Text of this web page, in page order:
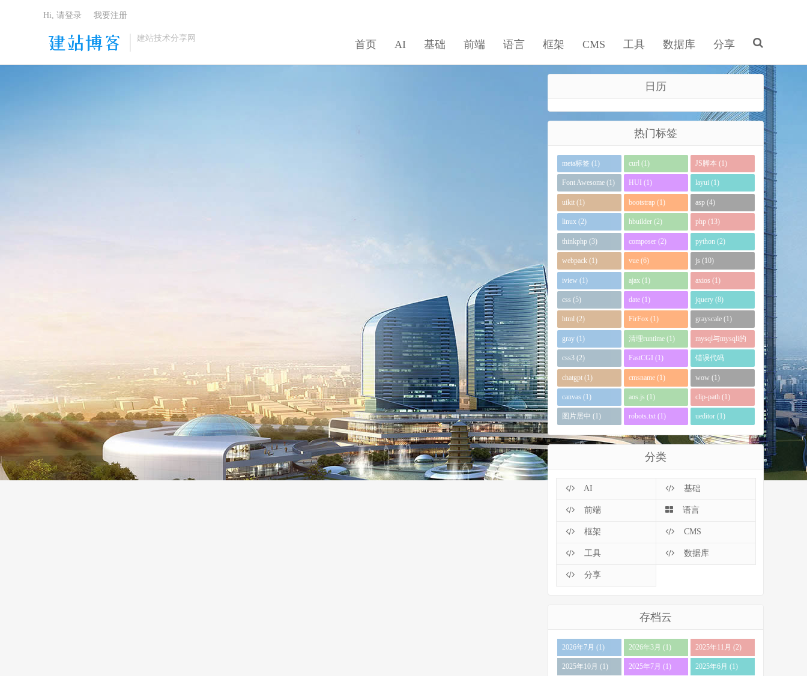
建站技术分享网
首页 AI 基础 前端 语言 框架 CMS 工具 数据库 分享
Hi, 请登录 我要注册
日历
热门标签
meta标签 (1) curl (1) JS脚本 (1)
Font Awesome (1) HUI (1) layui (1)
uikit (1) bootstrap (1) asp (4)
linux (2) hbuilder (2) php (13)
thinkphp (3) composer (2) python (2)
webpack (1) vue (6) js (10)
iview (1) ajax (1) axios (1)
css (5) date (1) jquery (8)
html (2) FirFox (1) grayscale (1)
gray (1) 清理runtime (1) mysql与mysqli的
区别 (1)
css3 (2) FastCGI (1) 错误代码
0xc0000135 (1)
chatgpt (1) cmsname (1) wow (1)
canvas (1) aos.js (1) clip-path (1)
图片居中 (1) robots.txt (1) ueditor (1)
分类
AI 基础
前端 语言
框架 CMS
工具 数据库
分享
存档云
2026年7月 (1) 2026年3月 (1) 2025年11月 (2)
2025年10月 (1) 2025年7月 (1) 2025年6月 (1)